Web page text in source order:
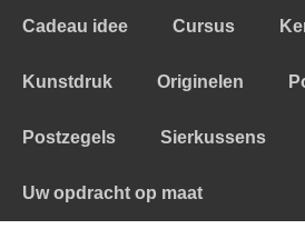
Cadeau idee Cursus
Kunstdruk Originelen
Postzegels Sierkussens
Uw opdracht op maat